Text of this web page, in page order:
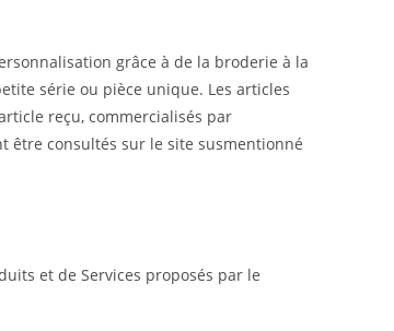
grâce à de la broderie à la
série ou pièce unique. Les articles
reçu, commercialisés par
être consultés sur le site susmentionné
et de Services proposés par le